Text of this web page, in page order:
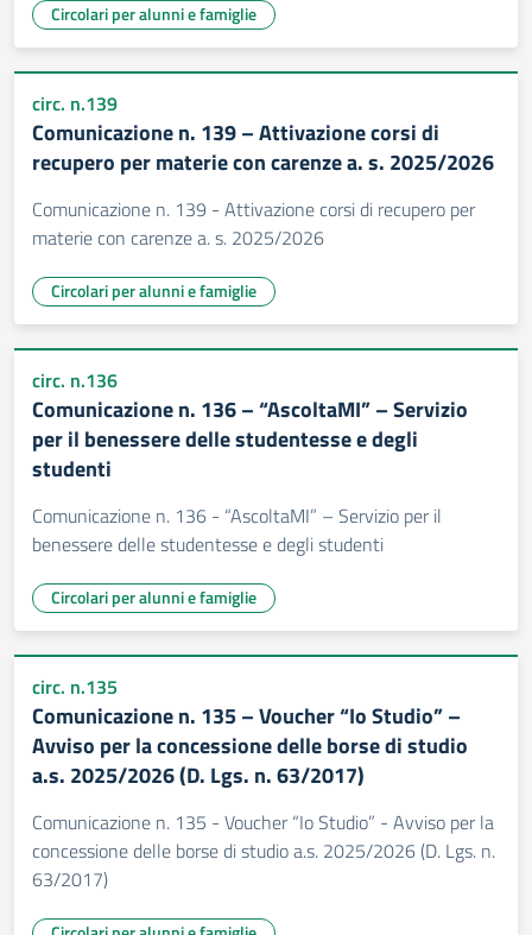
Circolari per alunni e famiglie
circ. n.139
Comunicazione n. 139 – Attivazione corsi di
recupero per materie con carenze a. s. 2025/2026
Comunicazione n. 139 - Attivazione corsi di recupero per
materie con carenze a. s. 2025/2026
Circolari per alunni e famiglie
circ. n.136
Comunicazione n. 136 – “AscoltaMI” – Servizio
per il benessere delle studentesse e degli
studenti
Comunicazione n. 136 - “AscoltaMI” – Servizio per il
benessere delle studentesse e degli studenti
Circolari per alunni e famiglie
circ. n.135
Comunicazione n. 135 – Voucher “Io Studio” –
Avviso per la concessione delle borse di studio
a.s. 2025/2026 (D. Lgs. n. 63/2017)
Comunicazione n. 135 - Voucher “Io Studio” - Avviso per la
concessione delle borse di studio a.s. 2025/2026 (D. Lgs. n.
63/2017)